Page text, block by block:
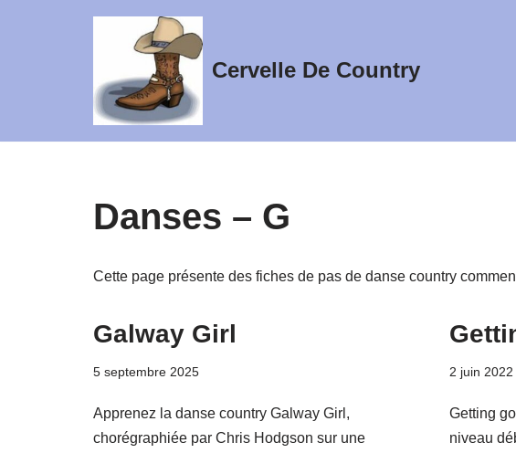
Cervelle De Country
Danses – G
Cette page présente des fiches de pas de danse country
Galway Girl
5 septembre 2025
Apprenez la danse country Galway Girl,
chorégraphiée par Chris Hodgson sur une
2 juin 2022
Getting
niveau